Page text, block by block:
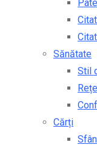
Sănătate
Stil
Cărți